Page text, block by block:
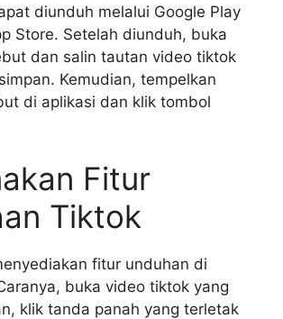
diunduh melalui Google Play
Store. Setelah diunduh, buka
dan salin tautan video tiktok
Kemudian, tempelkan
di aplikasi dan klik tombol
Fitur
Tiktok
fitur unduhan di
buka video tiktok yang
klik tanda panah yang terletak